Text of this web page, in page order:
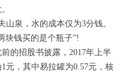
泉，水的成本仅为3分钱。
块钱买的是个瓶子”!
的招股书披露，2017年上半
元，其中易拉罐为0.57元，核